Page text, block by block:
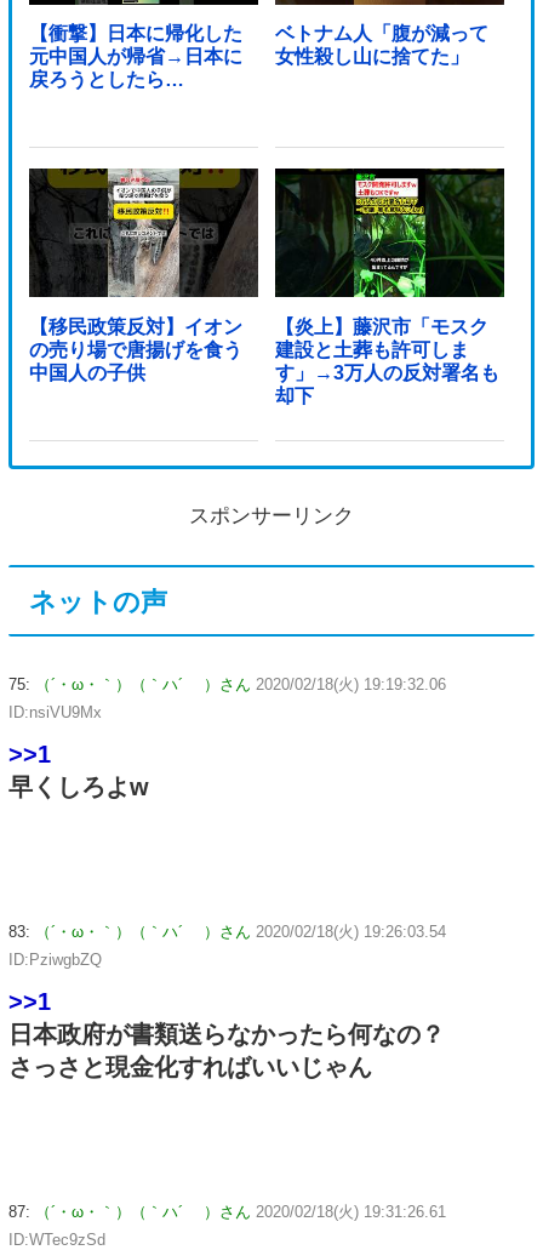
【衝撃】日本に帰化した
元中国人が帰省→日本に
戻ろうとしたら…
ベトナム人「腹が減って
女性殺し山に捨てた」
【移民政策反対】イオン
の売り場で唐揚げを食う
中国人の子供
【炎上】藤沢市「モスク
建設と土葬も許可しま
す」→3万人の反対署名も
却下
スポンサーリンク
ネットの声
75: （´・ω・｀）（｀ハ´ ）さん 2020/02/18(火) 19:19:32.06
ID:nsiVU9Mx
>>1
早くしろよw
83: （´・ω・｀）（｀ハ´ ）さん 2020/02/18(火) 19:26:03.54
ID:PziwgbZQ
>>1
日本政府が書類送らなかったら何なの？
さっさと現金化すればいいじゃん
87: （´・ω・｀）（｀ハ´ ）さん 2020/02/18(火) 19:31:26.61
ID:WTec9zSd